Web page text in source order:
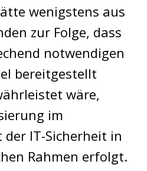
wenigstens aus
zur Folge, dass
notwendigen
bereitgestellt
wäre,
im
IT-Sicherheit in
Rahmen erfolgt.